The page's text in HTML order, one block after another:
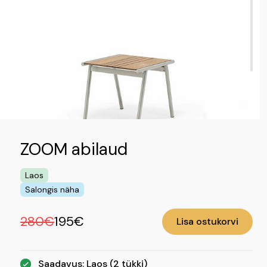
ZOOM abilaud
Laos
Salongis näha
280€195€ Lisa ostukorvi
Saadavus: Laos (2 tükki)